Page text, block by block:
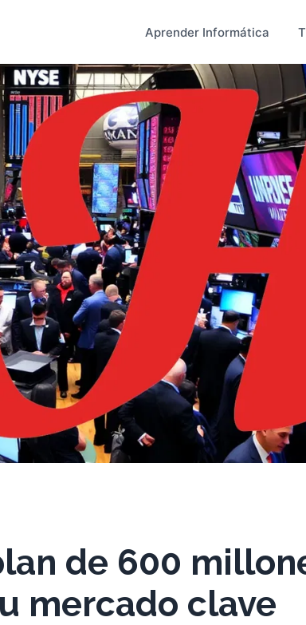
Aprender Informática
de 600
mercado clave